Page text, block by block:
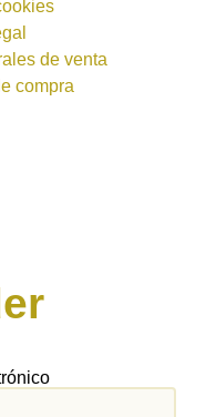
de venta
compra